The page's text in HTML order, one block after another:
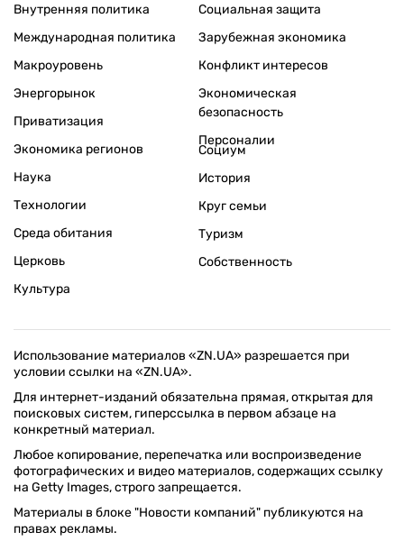
Внутренняя политика
Международная политика
Макроуровень
Энергорынок
Приватизация
Экономика регионов
Социальная защита
Зарубежная экономика
Конфликт интересов
Экономическая
безопасность
Персоналии
Наука
Технологии
Среда обитания
Церковь
Культура
Социум
История
Круг семьи
Туризм
Собственность
Использование материалов «ZN.UA» разрешается при
условии ссылки на «ZN.UA».
Для интернет-изданий обязательна прямая, открытая для
поисковых систем, гиперссылка в первом абзаце на
конкретный материал.
Любое копирование, перепечатка или воспроизведение
фотографических и видео материалов, содержащих ссылку
на Getty Images, строго запрещается.
Материалы в блоке "Новости компаний" публикуются на
правах рекламы.